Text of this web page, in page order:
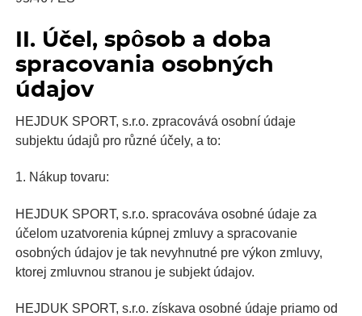
II. Účel, spôsob a doba
spracovania osobných
údajov
HEJDUK SPORT, s.r.o. zpracovává osobní údaje
subjektu údajů pro různé účely, a to:
1. Nákup tovaru:
HEJDUK SPORT, s.r.o. spracováva osobné údaje za
účelom uzatvorenia kúpnej zmluvy a spracovanie
osobných údajov je tak nevyhnutné pre výkon zmluvy,
ktorej zmluvnou stranou je subjekt údajov.
HEJDUK SPORT, s.r.o. získava osobné údaje priamo od